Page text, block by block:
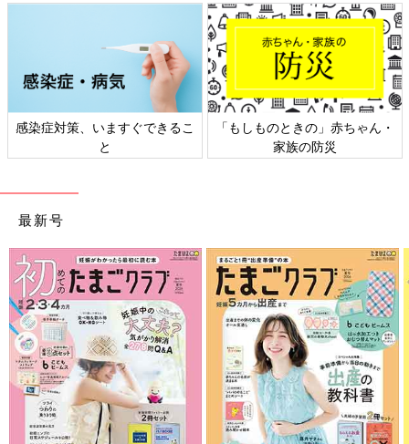
感染症対策、いますぐできるこ
と
「もしものときの」赤ちゃん・
家族の防災
最新号